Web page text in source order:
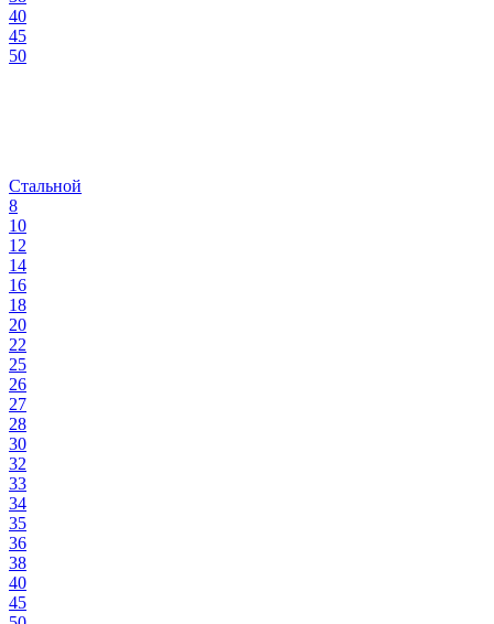
40
45
50
Стальной
8
10
12
14
16
18
20
22
25
26
27
28
30
32
33
34
35
36
38
40
45